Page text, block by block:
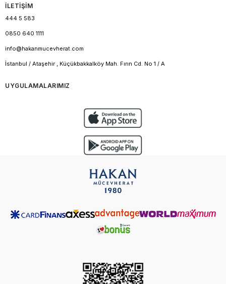
İLETİŞİM
444 5 583
0850 640 1111
info@hakanmucevherat.com
İstanbul / Ataşehir , Küçükbakkalköy Mah. Fırın Cd. No 1 / A
UYGULAMALARIMIZ